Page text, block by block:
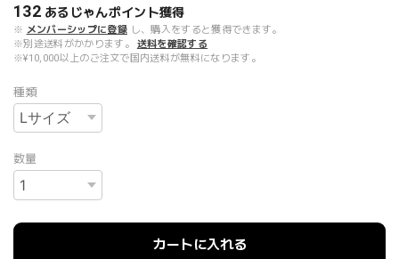
132 あるじゃんポイント獲得
※ メンバーシップに登録 し、購入をすると獲得できます。
※別途送料がかかります。
送料を確認する
※¥10,000以上のご注文で国内送料が無料になります。
種類
数量
カートに入れる